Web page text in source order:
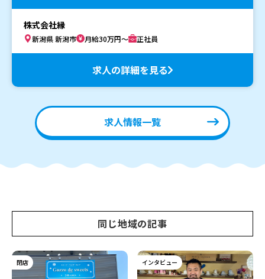
株式会社縁
新潟県 新潟市 月給30万円～ 正社員
求人の詳細を見る
求人情報一覧
同じ地域の記事
閉店 インタビュー